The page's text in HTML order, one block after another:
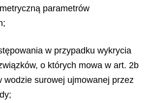
parametrów
w przypadku wykrycia
o których mowa w art. 2b
wodzie surowej ujmowanej przez